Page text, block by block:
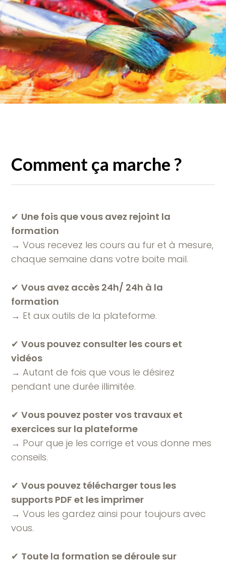
Comment ça marche ?
✔︎ Une fois que vous avez rejoint la
formation
→ Vous recevez les cours au fur et à mesure,
chaque semaine dans votre boite mail.
✔︎Vous avez accès 24h/ 24h à la
formation
→ Et aux outils de la plateforme.
✔︎Vous pouvez consulter les cours et
vidéos
→ Autant de fois que vous le désirez
pendant une durée illimitée.
✔︎Vous pouvez poster vos travaux et
exercices sur la plateforme
→ Pour que je les corrige et vous donne mes
conseils.
✔︎Vous pouvez télécharger tous les
supports PDF et les imprimer
→ Vous les gardez ainsi pour toujours avec
vous.
✔︎ Toute la formation se déroule sur